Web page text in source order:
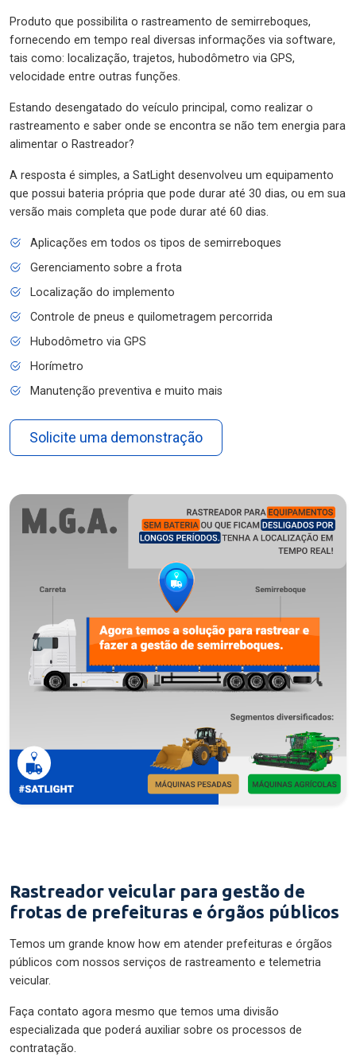
Produto que possibilita o rastreamento de semirreboques,
fornecendo em tempo real diversas informações via software,
tais como: localização, trajetos, hubodômetro via GPS,
velocidade entre outras funções.
Estando desengatado do veículo principal, como realizar o
rastreamento e saber onde se encontra se não tem energia para
alimentar o Rastreador?
A resposta é simples, a SatLight desenvolveu um equipamento
que possui bateria própria que pode durar até 30 dias, ou em sua
versão mais completa que pode durar até 60 dias.
Aplicações em todos os tipos de semirreboques
Gerenciamento sobre a frota
Localização do implemento
Controle de pneus e quilometragem percorrida
Hubodômetro via GPS
Horímetro
Manutenção preventiva e muito mais
Solicite uma demonstração
Rastreador veicular para gestão de
frotas de prefeituras e órgãos públicos
Temos um grande know how em atender prefeituras e órgãos
públicos com nossos serviços de rastreamento e telemetria
veicular.
Faça contato agora mesmo que temos uma divisão
especializada que poderá auxiliar sobre os processos de
contratação.